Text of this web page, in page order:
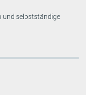
und selbstständige